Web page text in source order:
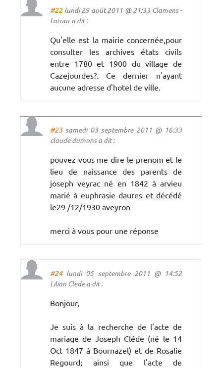
#22lundi 29 août 2011 @ 21:33 Clamens -
Latour a dit :
Qu'elle est la mairie concernée,pour
consulter les archives états civils
entre 1780 et 1900 du village de
Cazejourdes?. Ce dernier n'ayant
aucune adresse d'hotel de ville.
#23 samedi 03 septembre 2011 @ 16:33
claude dumons a dit :
pouvez vous me dire le prenom et le
lieu de naissance des parents de
joseph veyrac né en 1842 à arvieu
marié à euphrasie daures et décédé
le29 /12/1930 aveyron
merci à vous pour une réponse
#24lundi 05 septembre 2011 @ 14:52
Lilian Clede a dit :
Bonjour,
Je suis à la recherche de l'acte de
mariage de Joseph Cléde (né le 14
Oct 1847 à Bournazel) et de Rosalie
Regourd; ainsi que l'acte de